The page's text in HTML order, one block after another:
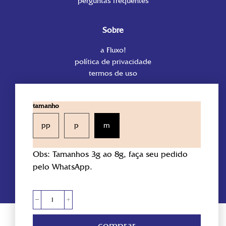
Sobre
a Fluxo!
política de privacidade
termos de uso
Contato
contato
@shopfluxo
trabalhe conosco
revenda fluxo
tamanho
pp p m
Obs: Tamanhos 3g ao 8g, faça seu pedido
pelo WhatsApp.
Calcinha